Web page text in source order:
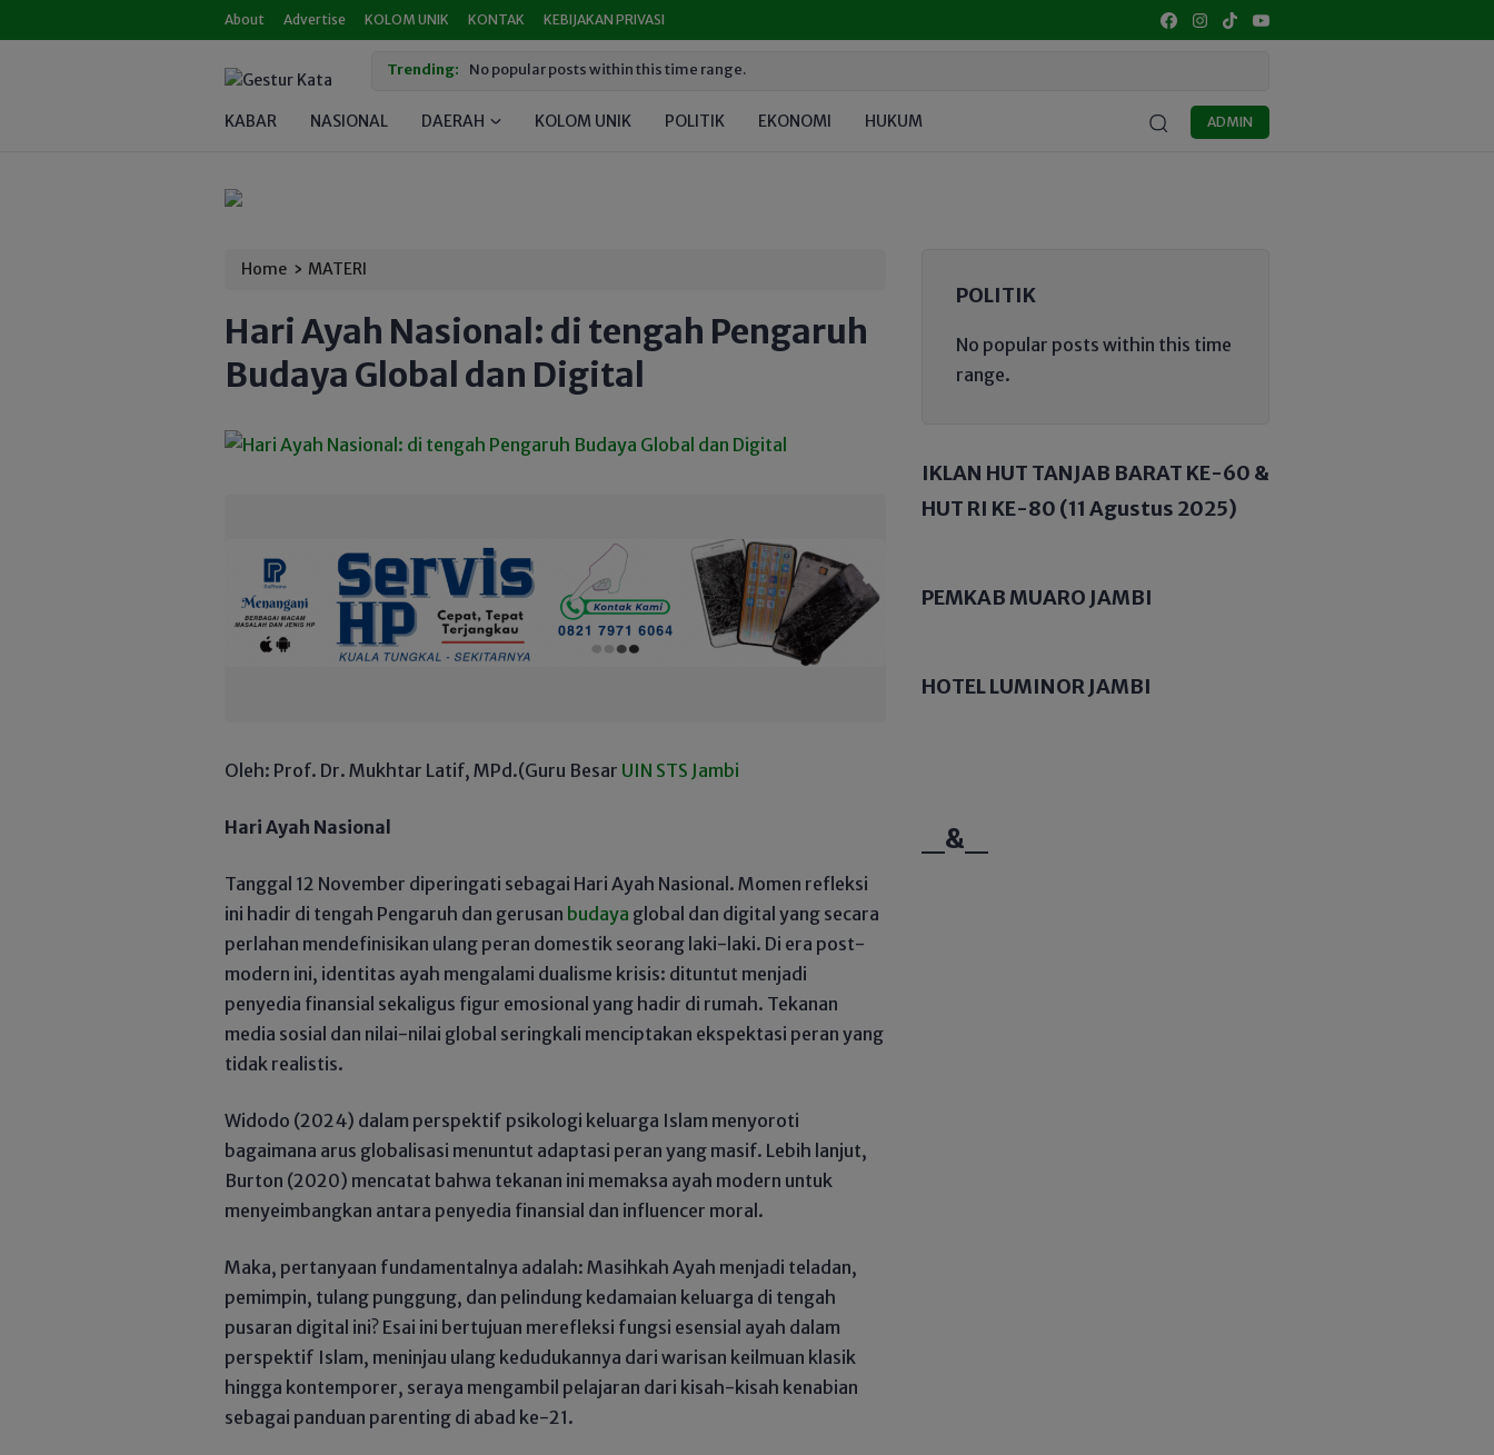
About Advertise KOLOM UNIK KONTAK KEBIJAKAN PRIVASI
Trending: No popular posts within this time range.
ADMIN
KABAR NASIONAL DAERAH KOLOM UNIK POLITIK EKONOMI HUKUM UMKM
Home › MATERI
Hari Ayah Nasional: di tengah Pengaruh
Budaya Global dan Digital
Oleh: Prof. Dr. Mukhtar Latif, MPd.(Guru Besar UIN STS Jambi
Hari Ayah Nasional
​Tanggal 12 November diperingati sebagai Hari Ayah Nasional. Momen refleksi
ini hadir di tengah Pengaruh dan gerusan budaya global dan digital yang secara
perlahan mendefinisikan ulang peran domestik seorang laki-laki. Di era post-
modern ini, identitas ayah mengalami dualisme krisis: dituntut menjadi
penyedia finansial sekaligus figur emosional yang hadir di rumah. Tekanan
media sosial dan nilai-nilai global seringkali menciptakan ekspektasi peran yang
tidak realistis.
Widodo (2024) dalam perspektif psikologi keluarga Islam menyoroti
bagaimana arus globalisasi menuntut adaptasi peran yang masif. Lebih lanjut,
Burton (2020) mencatat bahwa tekanan ini memaksa ayah modern untuk
menyeimbangkan antara penyedia finansial dan influencer moral.
​Maka, pertanyaan fundamentalnya adalah: Masihkah Ayah menjadi teladan,
pemimpin, tulang punggung, dan pelindung kedamaian keluarga di tengah
pusaran digital ini? Esai ini bertujuan merefleksi fungsi esensial ayah dalam
perspektif Islam, meninjau ulang kedudukannya dari warisan keilmuan klasik
hingga kontemporer, seraya mengambil pelajaran dari kisah-kisah kenabian
sebagai panduan parenting di abad ke-21.
POLITIK
No popular posts within this time
range.
IKLAN HUT TANJAB BARAT KE-60 &
HUT RI KE-80 (11 Agustus 2025)
PEMKAB MUARO JAMBI
HOTEL LUMINOR JAMBI
_&_